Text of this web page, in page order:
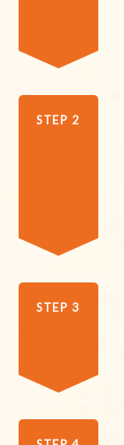
STEP 2
STEP 3